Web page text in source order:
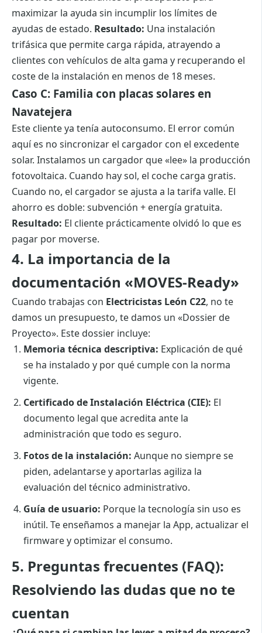
maximizar la ayuda sin incumplir los límites de
ayudas de estado. Resultado: Una instalación
trifásica que permite carga rápida, atrayendo a
clientes con vehículos de alta gama y recuperando el
coste de la instalación en menos de 18 meses.
Caso C: Familia con placas solares en
Navatejera
Este cliente ya tenía autoconsumo. El error común
aquí es no sincronizar el cargador con el excedente
solar. Instalamos un cargador que «lee» la producción
fotovoltaica. Cuando hay sol, el coche carga gratis.
Cuando no, el cargador se ajusta a la tarifa valle. El
ahorro es doble: subvención + energía gratuita.
Resultado: El cliente prácticamente olvidó lo que es
pagar por moverse.
4. La importancia de la
documentación «MOVES-Ready»
Cuando trabajas con Electricistas León C22, no te
damos un presupuesto, te damos un «Dossier de
Proyecto». Este dossier incluye:
Memoria técnica descriptiva: Explicación de qué
se ha instalado y por qué cumple con la norma
vigente.
Certificado de Instalación Eléctrica (CIE): El
documento legal que acredita ante la
administración que todo es seguro.
Fotos de la instalación: Aunque no siempre se
piden, adelantarse y aportarlas agiliza la
evaluación del técnico administrativo.
Guía de usuario: Porque la tecnología sin uso es
inútil. Te enseñamos a manejar la App, actualizar el
firmware y optimizar el consumo.
5. Preguntas frecuentes (FAQ):
Resolviendo las dudas que no te
cuentan